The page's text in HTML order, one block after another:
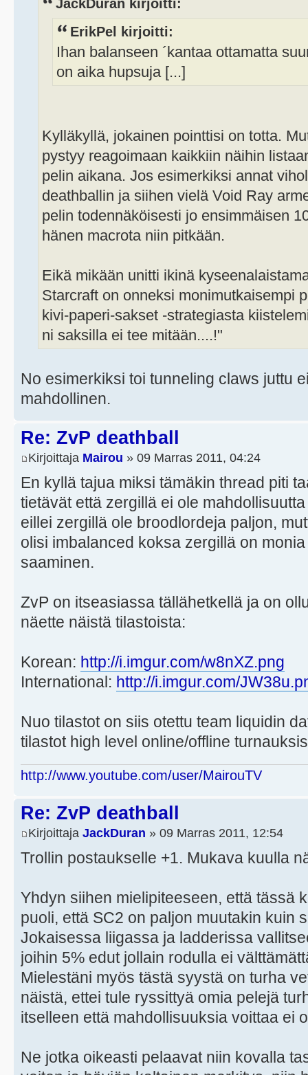
JackDuran kirjoitti:
ErikPel kirjoitti:
Ihan balanseen ´kantaa ottamatta
on aika hupsuja [...]
Kylläkyllä, jokainen pointtisi on totta.
pystyy reagoimaan kaikkiin näihin
pelin aikana. Jos esimerkiksi annat
deathballin ja siihen vielä Void Ray
pelin todennäköisesti jo ensimmäisen
hänen macrota niin pitkään.
Eikä mikään unitti ikinä
Starcraft on onneksi monimutkaisempi
kivi-paperi-sakset -strategiasta
ni saksilla ei tee mitään....!"
No esimerkiksi toi tunneling claws juttu
mahdollinen.
Re: ZvP deathball
Kirjoittaja Mairou » 09 Marras 2011, 04:24
En kyllä tajua miksi tämäkin thread piti
tietävät että zergillä ei ole
eillei zergillä ole broodlordeja paljon,
olisi imbalanced koksa zergillä on
saaminen.
ZvP on itseasiassa tällähetkellä ja on
näette näistä tilastoista:
Korean: http://i.imgur.com/w8nXZ.png
International: http://i.imgur.com/
Nuo tilastot on siis otettu team liquidin
tilastot high level online/offline
http://www.youtube.com/user/MairouTV
Re: ZvP deathball
Kirjoittaja JackDuran » 09 Marras 2011, 12:54
Trollin postaukselle +1. Mukava kuulla
Yhdyn siihen mielipiteeseen, että tässä
puoli, että SC2 on paljon muutakin kuin
Jokaisessa liigassa ja ladderissa
joihin 5% edut jollain rodulla ei
Mielestäni myös tästä syystä on turha
näistä, ettei tule ryssittyä omia pelejä
itselleen että mahdollisuuksia voittaa ei
Ne jotka oikeasti pelaavat niin kovalla